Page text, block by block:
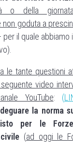
o della
non goduta a
per il quale abbiamo
le tante questioni
video
YouTube: (
la norma
per le
(ad oggi le